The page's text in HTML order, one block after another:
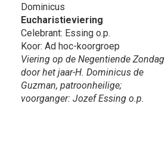
Dominicus
Eucharistieviering
Celebrant: Essing o.p.
Koor: Ad hoc-koorgroep
Viering op de Negentiende Zondag
door het jaar-H. Dominicus de
Guzman, patroonheilige;
voorganger: Jozef Essing o.p.